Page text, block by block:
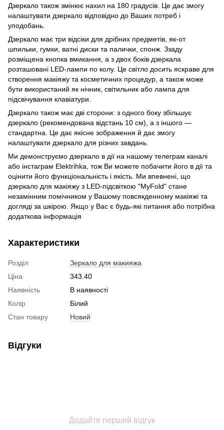
Дзеркало також змінює нахил на 180 градусів. Це дає змогу
налаштувати дзеркало відповідно до Ваших потреб і
уподобань.
Дзеркало має три відсіки для дрібних предметів, як-от
шпильки, гумки, ватні диски та палички, спонж. Ззаду
розміщена кнопка вмикання, а з двох боків дзеркала
розташовані LED-лампи по колу. Це світло досить яскраве для
створення макіяжу та косметичних процедур, а також може
бути використаний як нічник, світильник або лампа для
підсвічування клавіатури.
Дзеркало також має дві сторони: з одного боку збільшує
дзеркало (рекомендована відстань 10 см), а з іншого —
стандартна. Це дає якісне зображення й дає змогу
налаштувати дзеркало для різних завдань.
Ми демонструємо дзеркало в дії на нашому телеграм каналі
або інстаграм Elektrihka, тож Ви можете побачити його в дії та
оцінити його функціональність і якість. Ми впевнені, що
дзеркало для макіяжу з LED-підсвіткою "MyFold" стане
незамінним помічником у Вашому повсякденному макіяжі та
догляді за шкірою. Якщо у Вас є будь-які питання або потрібна
додаткова інформація
Характеристики
Розділ
Зеркало для макияжа
Ціна
343.40
Наявність
В наявності
Колір
Білий
Стан товару
Новий
Відгуки
Додайте перший відгук